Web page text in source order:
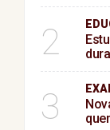
2
3